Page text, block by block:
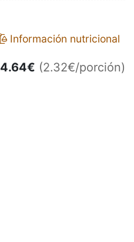
Información nutricional
4.64€ (2.32€/porción)